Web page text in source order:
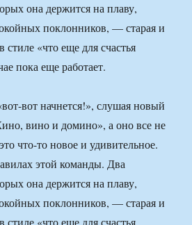
она держится на плаву,
поклонников, — старая и
«что еще для счастья
пока еще работает.
вот начнется!», слушая новый
вино и домино», а оно все не
что-то новое и удивительное.
этой команды. Два
она держится на плаву,
поклонников, — старая и